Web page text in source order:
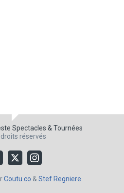
Spectacles & Tournées
réservés
Coutu.co & Stef Regniere